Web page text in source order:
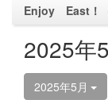
Enjoy East！（
2025年
2025年5月